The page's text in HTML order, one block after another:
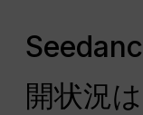
開状況